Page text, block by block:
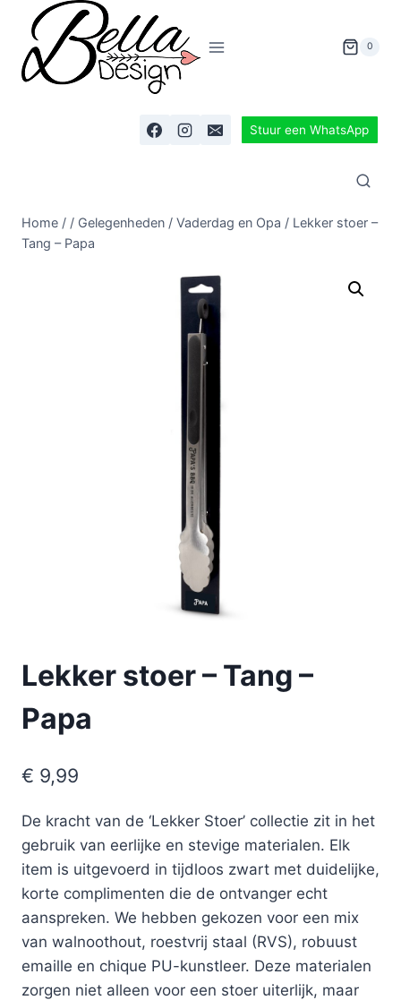
0
Stuur een WhatsApp
Home / / Gelegenheden / Vaderdag en Opa / Lekker stoer –
Tang – Papa
Lekker stoer – Tang –
Papa
€ 9,99
De kracht van de ‘Lekker Stoer’ collectie zit in het
gebruik van eerlijke en stevige materialen. Elk
item is uitgevoerd in tijdloos zwart met duidelijke,
korte complimenten die de ontvanger echt
aanspreken. We hebben gekozen voor een mix
van walnoothout, roestvrij staal (RVS), robuust
emaille en chique PU-kunstleer. Deze materialen
zorgen niet alleen voor een stoer uiterlijk, maar